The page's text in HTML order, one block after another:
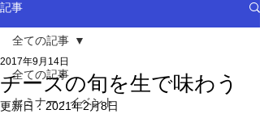
記事
全ての記事
セミナー・イベント
全ての記事
チーズの旬を生で味わう
2017年9月14日
更新日：2021年2月8日